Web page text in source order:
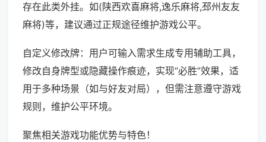
存在此类外挂。如(陕西欢喜麻将,逸乐麻将,邳州友友
麻将)等，建议通过正规途径维护游戏公平。
自定义修改牌：用户可输入需求生成专用辅助工具，
修改自身牌型或隐藏操作痕迹，实现“必胜”效果，适
用于多种场景（如与好友对局），但需注意遵守游戏
规则，维护公平环境。
聚焦相关游戏功能优势与特色！